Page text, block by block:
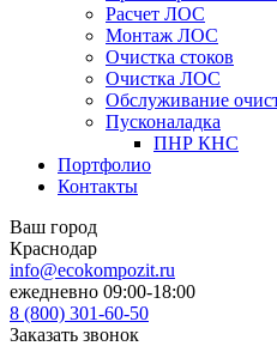
Расчет ЛОС
Монтаж ЛОС
Очистка стоков
Очистка ЛОС
Обслуживание
Пусконаладка
ПНР КНС
Портфолио
Контакты
Ваш город
Краснодар
info@ecokompozit.ru
ежедневно 09:00-18:00
8 (800) 301-60-50
Заказать звонок